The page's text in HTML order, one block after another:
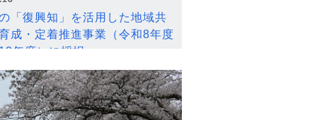
「復興知」を活用した地域共
成・定着推進事業（令和8年度
年度）に採択